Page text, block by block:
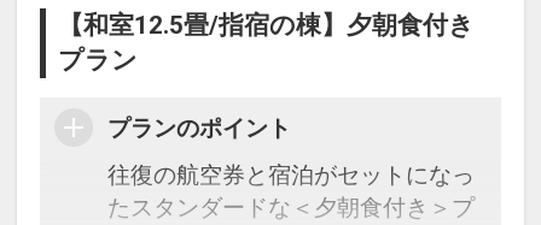
【和室12.5畳/指宿の棟】夕朝食付き
プラン
プランのポイント
往復の航空券と宿泊がセットになっ
たスタンダードな＜夕朝食付き＞プ